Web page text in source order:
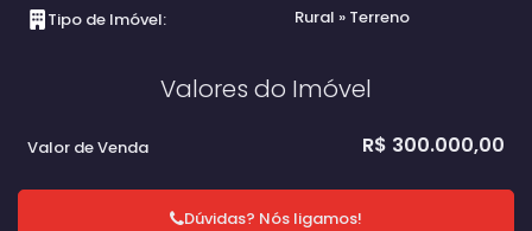
Tipo de Imóvel:
Rural » Terreno
Valores do Imóvel
R$ 300.000,00
Valor de Venda
Dúvidas? Nós ligamos!